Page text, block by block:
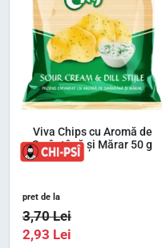
Viva Chips cu Aromă de
Smântână și Mărar 50 g
pret de la
3,70Lei
2,93 Lei